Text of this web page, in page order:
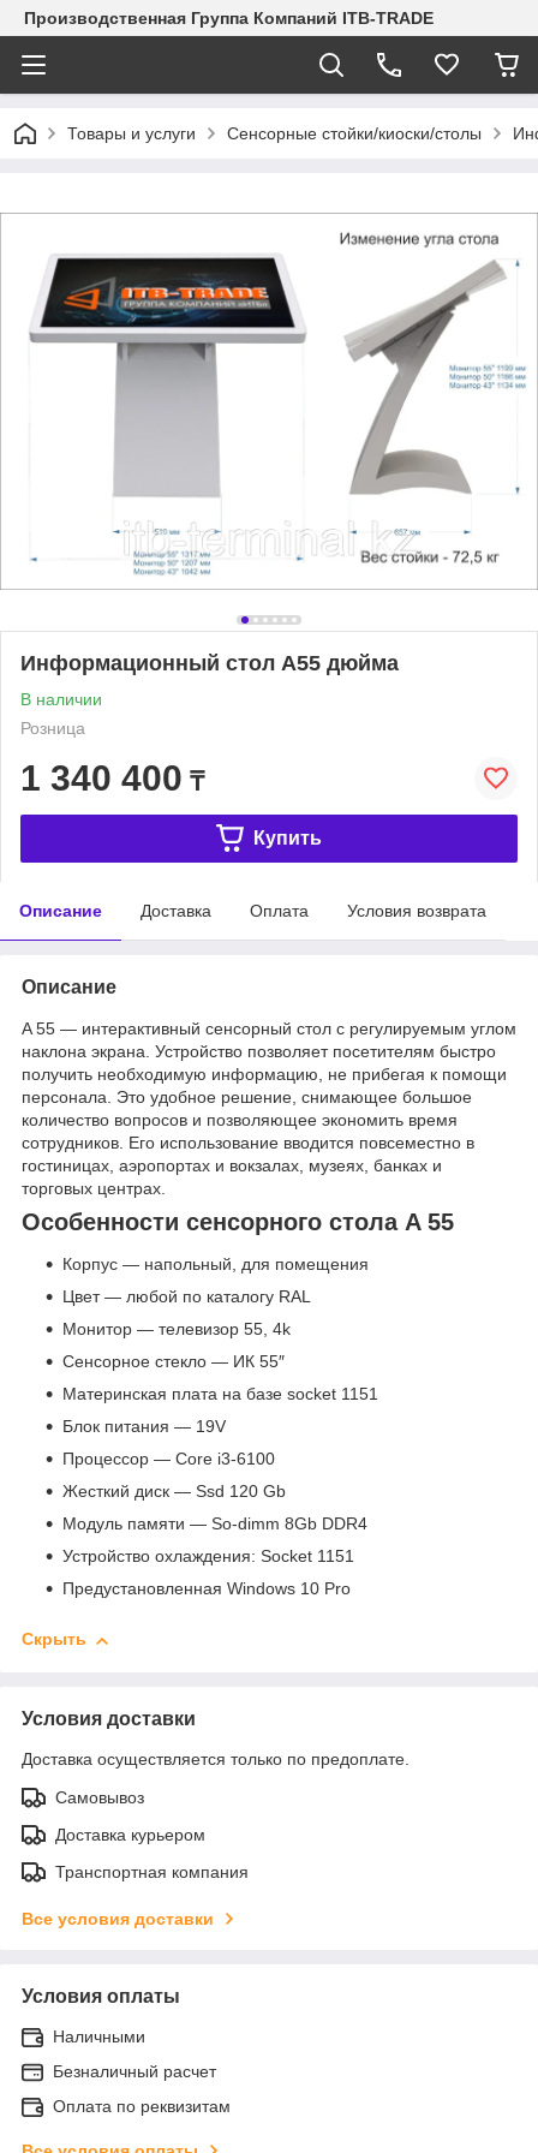
Производственная Группа Компаний ITB-TRADE
Товары и услуги Сенсорные стойки/киоски/столы
Информационный стол А55 дюйма
В наличии
Розница
1 340 400 ₸
Купить
Описание Доставка Оплата Условия возврата
Описание
A 55 — интерактивный сенсорный стол с регулируемым углом
наклона экрана. Устройство позволяет посетителям быстро
получить необходимую информацию, не прибегая к помощи
персонала. Это удобное решение, снимающее большое
количество вопросов и позволяющее экономить время
сотрудников. Его использование вводится повсеместно в
гостиницах, аэропортах и вокзалах, музеях, банках и
торговых центрах.
Особенности сенсорного стола A 55
Корпус — напольный, для помещения
Цвет — любой по каталогу RAL
Монитор — телевизор 55, 4k
Сенсорное стекло — ИК 55″
Материнская плата на базе socket 1151
Блок питания — 19V
Процессор — Core i3-6100
Жесткий диск — Ssd 120 Gb
Модуль памяти — So-dimm 8Gb DDR4
Устройство охлаждения: Socket 1151
Предустановленная Windows 10 Pro
Скрыть
Условия доставки
Доставка осуществляется только по предоплате.
Самовывоз
Доставка курьером
Транспортная компания
Все условия доставки
Условия оплаты
Наличными
Безналичный расчет
Оплата по реквизитам